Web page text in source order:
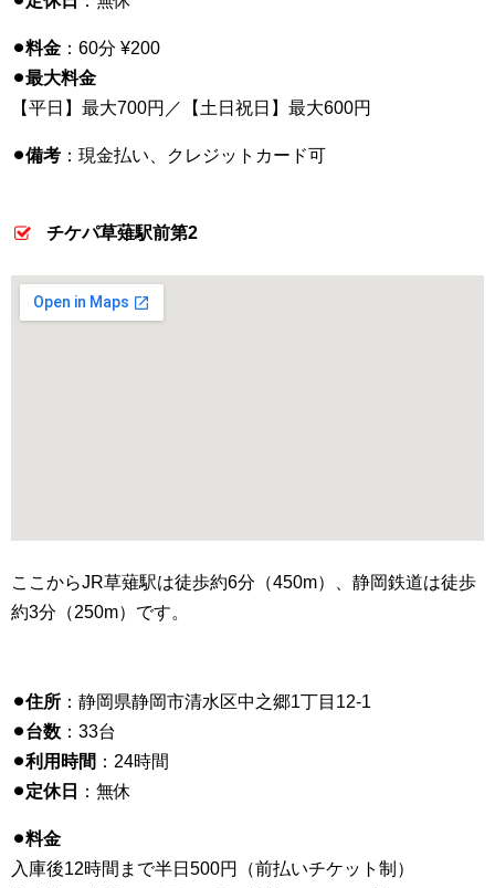
⚫︎料金 ：60分 ¥200
⚫︎最大料金
【平日】最大700円／【土日祝日】最大600円
⚫︎備考 ：現金払い、クレジットカード可
チケパ草薙駅前第2
ここからJR草薙駅は徒歩約6分（450m）、静岡鉄道は徒歩
約3分（250m）です。
⚫︎住所 ：静岡県静岡市清水区中之郷1丁目12-1
⚫︎台数 ：33台
⚫︎利用時間 ：24時間
⚫︎定休日
：無休
⚫︎料金
入庫後12時間まで半日500円（前払いチケット制）